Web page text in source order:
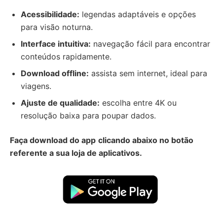
Acessibilidade: legendas adaptáveis e opções
para visão noturna.
Interface intuitiva: navegação fácil para encontrar
conteúdos rapidamente.
Download offline: assista sem internet, ideal para
viagens.
Ajuste de qualidade: escolha entre 4K ou
resolução baixa para poupar dados.
Faça download do app clicando abaixo no botão
referente a sua loja de aplicativos.